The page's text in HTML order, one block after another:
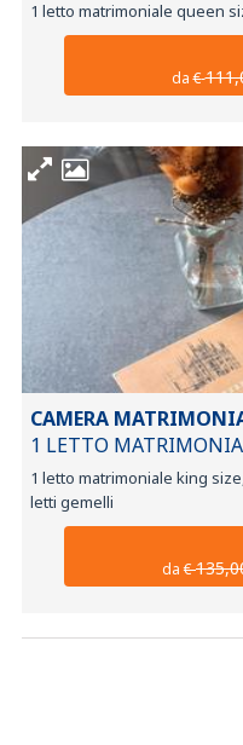
1 letto matrimoniale queen
da€
CAMERA
1 LETTO
1 letto matrimoniale king
letti gemelli
da€